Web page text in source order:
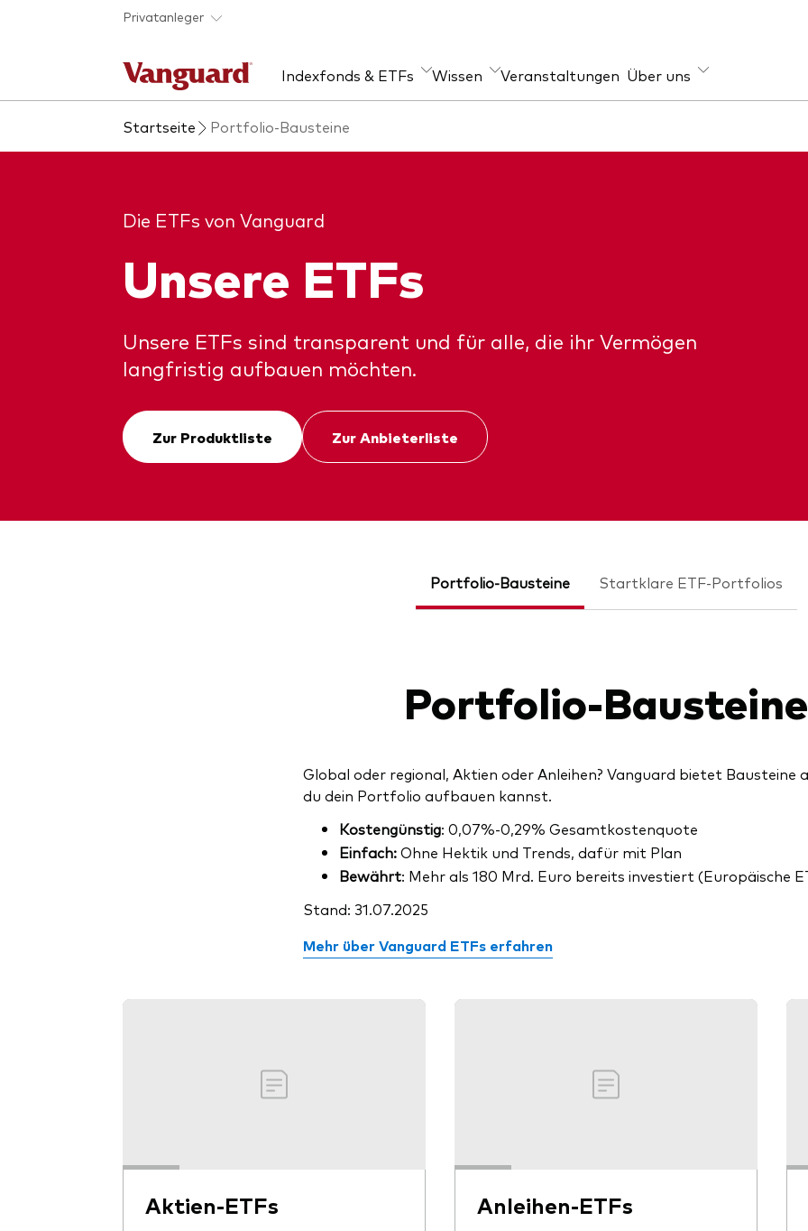
Skip to main content
Privatanleger
Indexfonds & ETFs
Produkte handeln
Fondsdokumente
Anleihen
Wissen
Aktuelles
Veranstaltungen Über uns
Über uns
Startseite Portfolio-Bausteine
Die ETFs von Vanguard
Unsere ETFs
Unsere ETFs sind transparent und für alle, die ihr Vermögen
langfristig aufbauen möchten.
Zur Produktliste Zur Anbieterliste
Portfolio-Bausteine Startklare ETF-Portfolios
Portfolio-Bausteine
Global oder regional, Aktien oder Anleihen? Vanguard bietet Bausteine
du dein Portfolio aufbauen kannst.
Kostengünstig: 0,07%-0,29% Gesamtkostenquote
Einfach:Ohne Hektik und Trends, dafür mit Plan
Bewährt: Mehr als 180 Mrd. Euro bereits investiert (Europäische
Stand: 31.07.2025
Mehr über Vanguard ETFs erfahren
Aktien-ETFs Anleihen-ETFs